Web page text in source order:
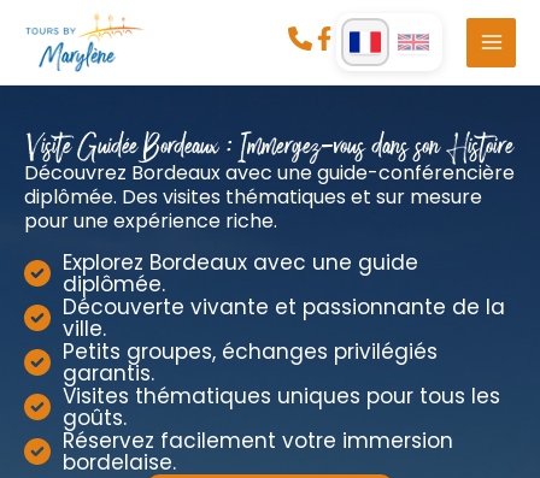
contenu
Visite Guidée Bordeaux : Immergez-vous dans son Histoire
Découvrez Bordeaux avec une guide-conférencière
diplômée. Des visites thématiques et sur mesure
pour une expérience riche.
Explorez Bordeaux avec une guide
diplômée.
Découverte vivante et passionnante de la
ville.
Petits groupes, échanges privilégiés
garantis.
Visites thématiques uniques pour tous les
goûts.
Réservez facilement votre immersion
bordelaise.